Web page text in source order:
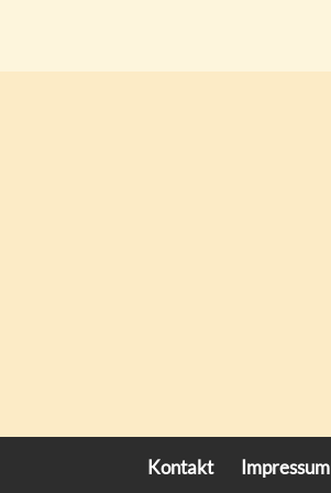
Kontakt Impressum